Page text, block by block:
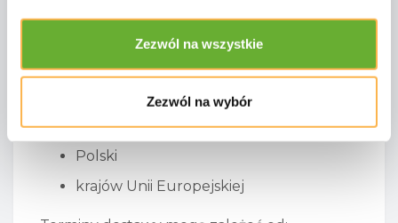
Zezwól na wszystkie
Zezwól na wybór
8. DOSTAWA
Ukrainy
Polski
krajów Unii Europejskiej